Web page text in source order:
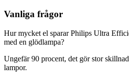
Vanliga frågor
Hur mycket el sparar Philips Ultra
med en glödlampa?
Ungefär 90 procent, det gör stor
lampor.